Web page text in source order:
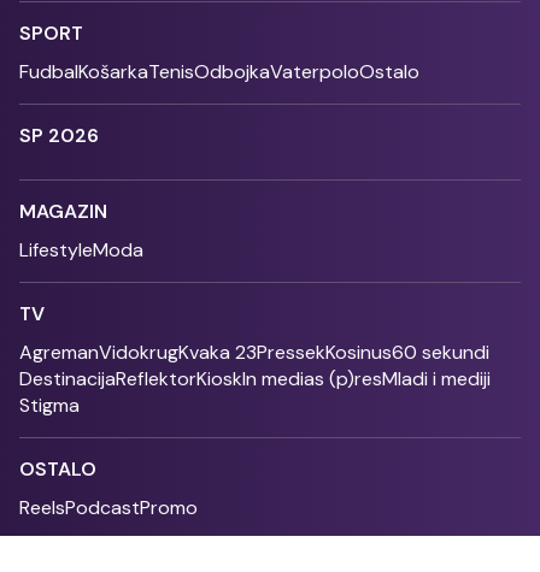
SPORT
FudbalKošarkaTenisOdbojkaVaterpoloOstalo
SP 2026
MAGAZIN
LifestyleModa
TV
AgremanVidokrugKvaka 23PressekKosinus60 sekundi
DestinacijaReflektorKioskIn medias (p)resMladi i mediji
Stigma
OSTALO
ReelsPodcastPromo